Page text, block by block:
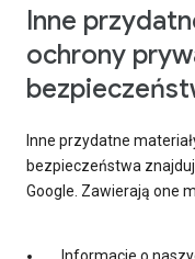
Inne
ochrony
Inne przydatne
bezpieczeństwa
Google. Zawierają one